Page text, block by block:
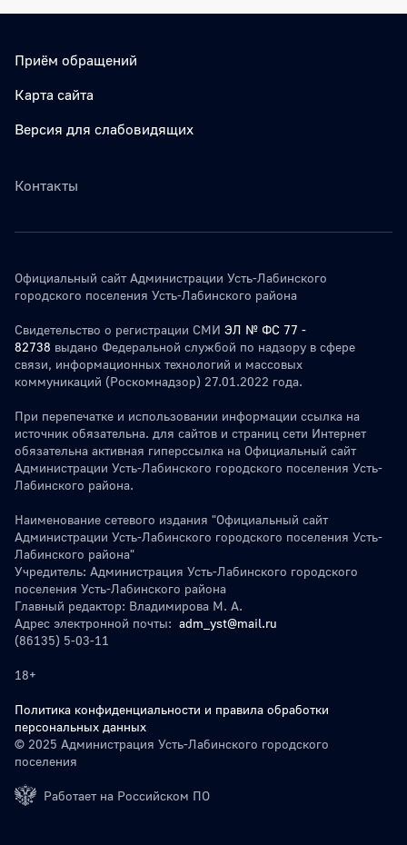
Приём обращений
Карта сайта
Версия для слабовидящих
Контакты
Официальный сайт Администрации Усть-Лабинского
городского поселения Усть-Лабинского района
Свидетельство о регистрации СМИ ЭЛ № ФС 77 -
82738 выдано Федеральной службой по надзору в сфере
связи, информационных технологий и массовых
коммуникаций (Роскомнадзор) 27.01.2022 года.
При перепечатке и использовании информации ссылка на
источник обязательна. для сайтов и страниц сети Интернет
обязательна активная гиперссылка на Официальный сайт
Администрации Усть-Лабинского городского поселения Усть-
Лабинского района.
Наименование сетевого издания "Официальный сайт
Администрации Усть-Лабинского городского поселения Усть-
Лабинского района"
Учредитель: Администрация Усть-Лабинского городского
поселения Усть-Лабинского района
Главный редактор: Владимирова М. А.
Адрес электронной почты: adm_yst@mail.ru
(86135) 5-03-11
18+
Политика конфиденциальности и правила обработки
персональных данных
© 2025 Администрация Усть-Лабинского городского
поселения
Работает на Российском ПО